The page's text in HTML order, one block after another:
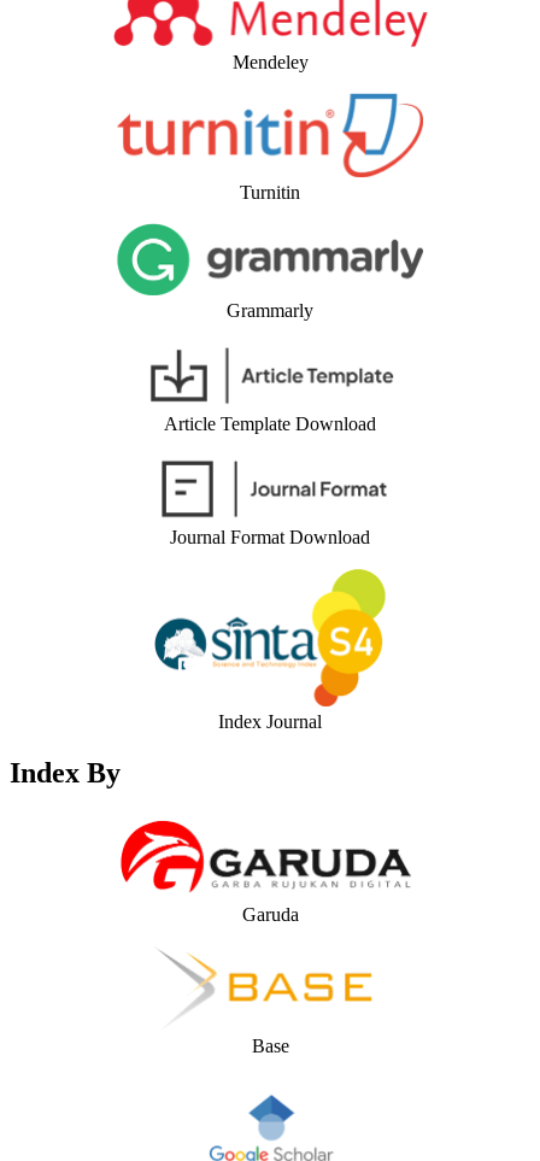
Mendeley
Turnitin
Grammarly
Article Template Download
Journal Format Download
Index Journal
Index By
Garuda
Base